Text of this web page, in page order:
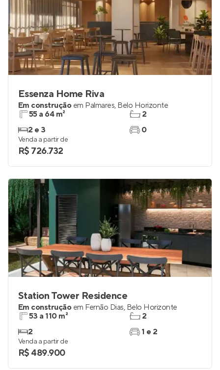
Essenza Home Riva
Em construção em Palmares, Belo Horizonte
55 a 64 m²
2 e 3
2
0
Venda a partir de
R$ 726.732
Station Tower Residence
Em construção em Fernão Dias, Belo Horizonte
53 a 110 m²
2
2
1 e 2
Venda a partir de
R$ 489.900